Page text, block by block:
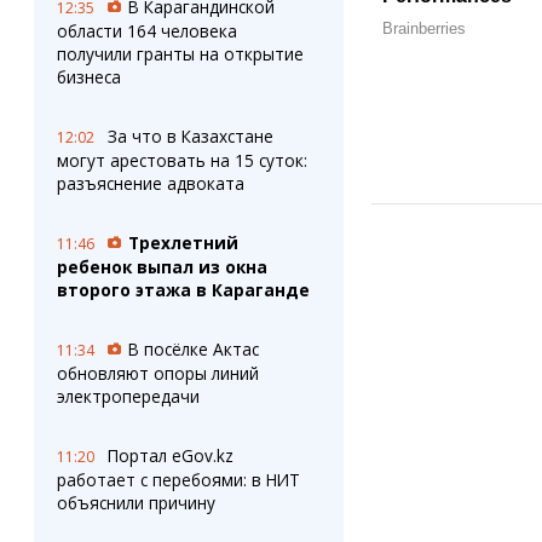
12:35
В Карагандинской
области 164 человека
получили гранты на открытие
бизнеса
12:02
За что в Казахстане
могут арестовать на 15 суток:
разъяснение адвоката
11:46
Трехлетний
ребенок выпал из окна
второго этажа в Караганде
11:34
В посёлке Актас
обновляют опоры линий
электропередачи
11:20
Портал eGov.kz
работает с перебоями: в НИТ
объяснили причину